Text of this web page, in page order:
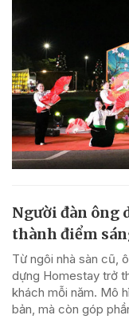
Người đàn ông
thành điểm
Từ ngôi nhà sàn cũ,
dựng Homestay trở
khách mỗi năm. Mô
bản, mà còn góp